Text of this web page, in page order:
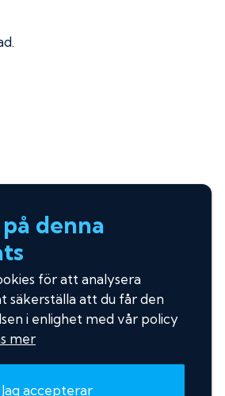
denna
för att analysera
säkerställa att du får den
i enlighet med vår policy
mer
Jag accepterar